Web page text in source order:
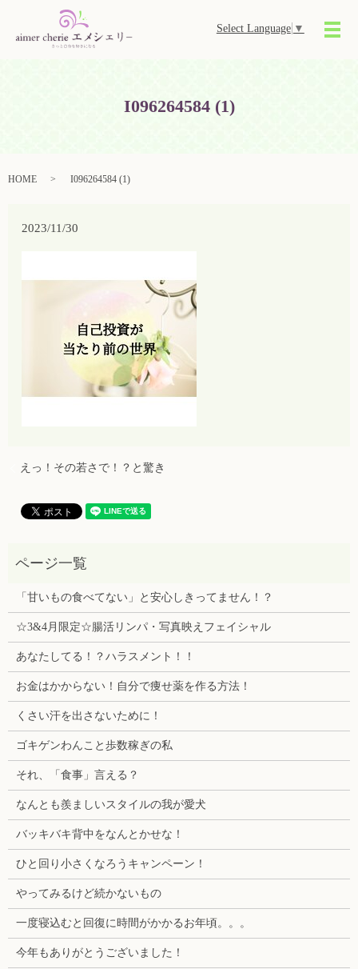
Select Language ▼
メ
I096264584 (1)
HOME I096264584 (1)
2023/11/30
えっ！その若さで！？と驚き
「甘いもの食べてない」と安心しきってません！？
☆3&4月限定☆腸活リンパ・写真映えフェイシャル
あなたしてる！？ハラスメント！！
お金はかからない！自分で痩せ薬を作る方法！
くさい汗を出さないために！
ゴキゲンわんこと歩数稼ぎの私
それ、「食事」言える？
なんとも羨ましいスタイルの我が愛犬
バッキバキ背中をなんとかせな！
ひと回り小さくなろうキャンペーン！
やってみるけど続かないもの
一度寝込むと回復に時間がかかるお年頃。。。
今年もありがとうございました！